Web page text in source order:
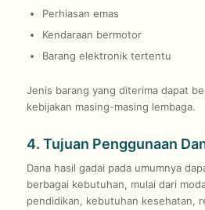
Perhiasan emas
Kendaraan bermotor
Barang elektronik tertentu
Jenis barang yang diterima dapat
kebijakan masing-masing lembaga.
4. Tujuan Penggunaan
Dana hasil gadai pada umumnya
berbagai kebutuhan, mulai dari
pendidikan, kebutuhan kesehatan,